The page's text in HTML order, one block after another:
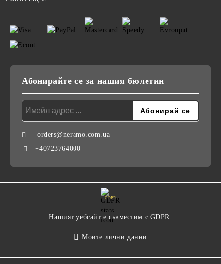
Абонирайте се за нашия бюлетин
orders@neramo.com.ua
+40723764000
GDPR
Нашият уебсайт е съвместим с GDPR.
Моите лични данни